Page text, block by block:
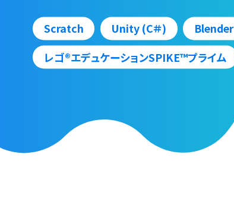
Scratch Unity (C＃)
Blender
レゴ®エデュケーションSPIKE™プライム